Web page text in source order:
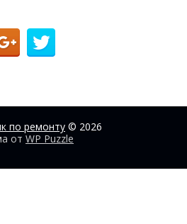
по ремонту © 2026
от WP Puzzle